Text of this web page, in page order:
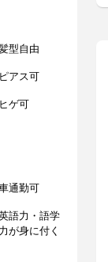
型自由
ピアス可
ヒゲ可
通勤可
語力・語学
力が身に付く